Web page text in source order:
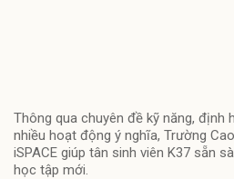
Thông qua chuyên đề kỹ năng, định
nhiều hoạt động ý nghĩa, Trường
iSPACE giúp tân sinh viên K37 sẵn
học tập mới.